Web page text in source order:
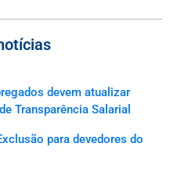
devem atualizar
Transparência Salarial
para devedores do